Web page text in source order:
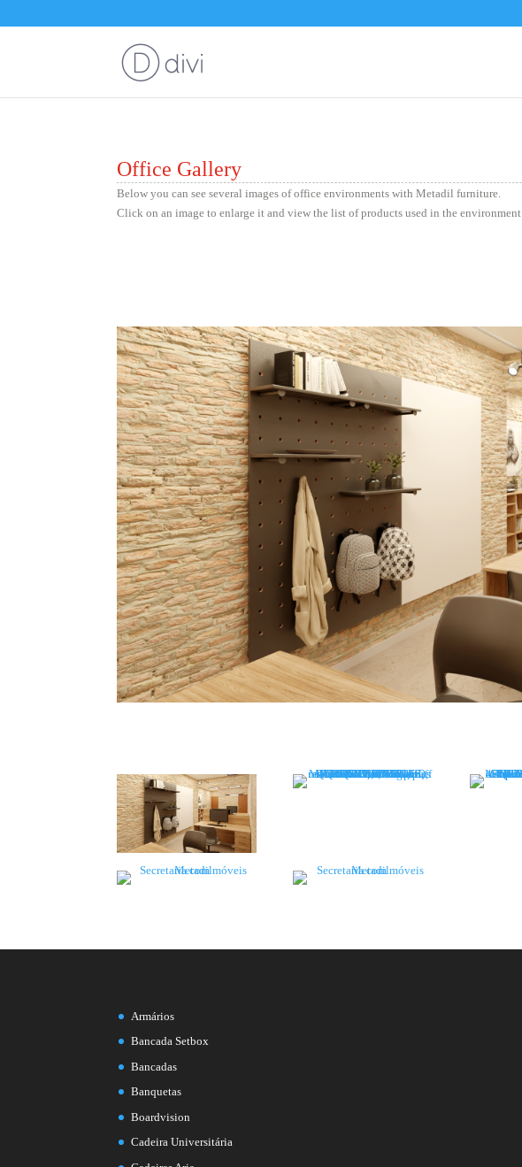
Office Gallery
Below you can see several images of office environments with Metadil furniture.
Click on an image to enlarge it and view the list of products used in the environment.
Armários
Bancada Setbox
Bancadas
Banquetas
Boardvision
Cadeira Universitária